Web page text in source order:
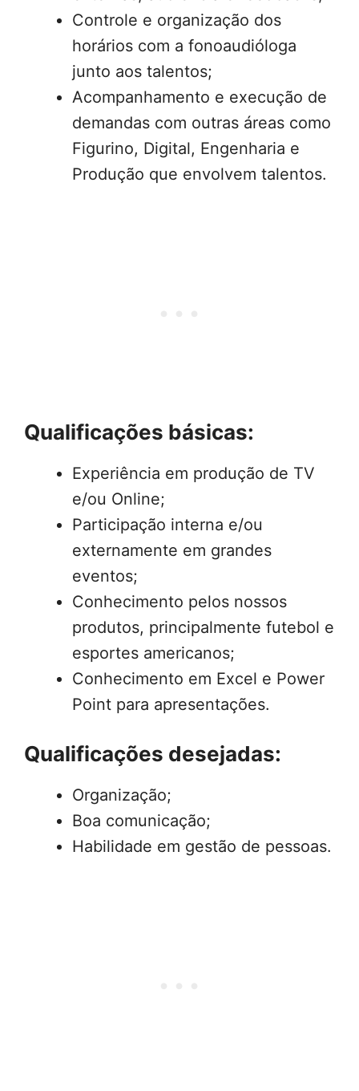
Controle e organização dos
horários com a fonoaudióloga
junto aos talentos;
Acompanhamento e execução de
demandas com outras áreas como
Figurino, Digital, Engenharia e
Produção que envolvem talentos.
Qualificações básicas:
Experiência em produção de TV
e/ou Online;
Participação interna e/ou
externamente em grandes
eventos;
Conhecimento pelos nossos
produtos, principalmente futebol e
esportes americanos;
Conhecimento em Excel e Power
Point para apresentações.
Qualificações desejadas:
Organização;
Boa comunicação;
Habilidade em gestão de pessoas.